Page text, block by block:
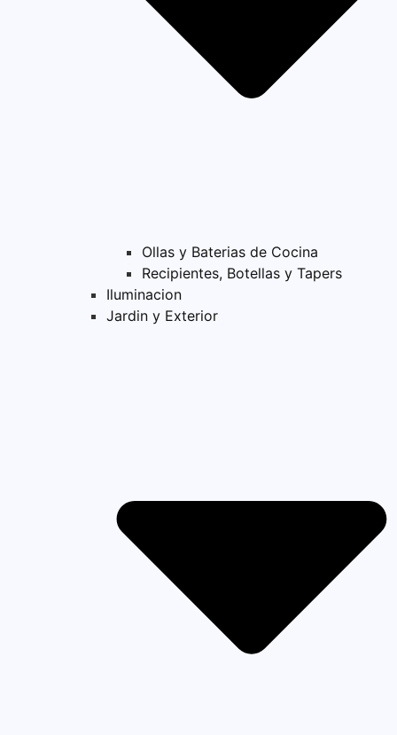
Ollas y Baterias de Cocina
Recipientes, Botellas y Tapers
Iluminacion
Jardin y Exterior